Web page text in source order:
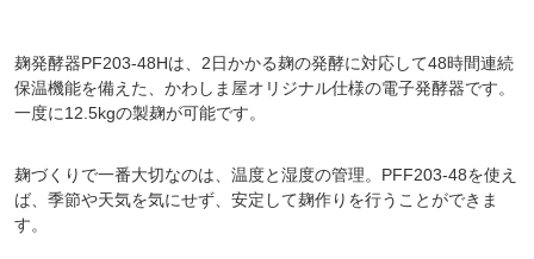
麹発酵器PF203-48Hは、2日かかる麹の発酵に対応して48時間連続
保温機能を備えた、かわしま屋オリジナル仕様の電子発酵器です。
一度に12.5kgの製麹が可能です。
麹づくりで一番大切なのは、温度と湿度の管理。PFF203-48を使え
ば、季節や天気を気にせず、安定して麹作りを行うことができま
す。